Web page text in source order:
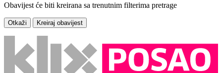
Obavijest će biti kreirana sa trenutnim filterima pretrage
Otkaži Kreiraj obavijest